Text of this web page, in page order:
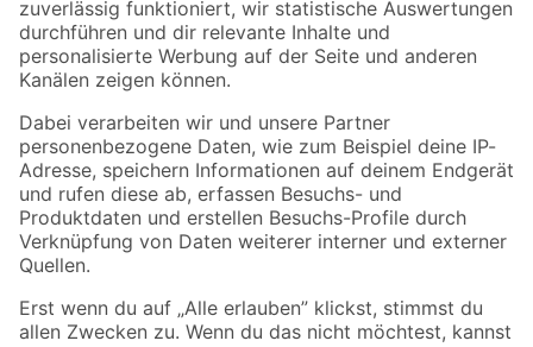
Zur Newsletter Anmeldung
Folge uns
Zahlungsarten Versandarten
Sicher einkaufen